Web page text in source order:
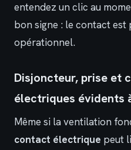
entendez un clic au
bon signe : le contact
opérationnel.
Disjoncteur, prise et
électriques évidents
Même si la ventilation
contact électrique peut